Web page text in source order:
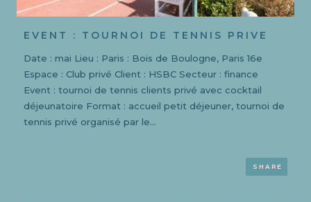
EVENT : TOURNOI DE TENNIS PRIVE
Date : mai Lieu : Paris : Bois de Boulogne, Paris 16e
Espace : Club privé Client : HSBC Secteur : finance
Event : tournoi de tennis clients privé avec cocktail
déjeunatoire Format : accueil petit déjeuner, tournoi de
tennis privé organisé par le...
SHARE